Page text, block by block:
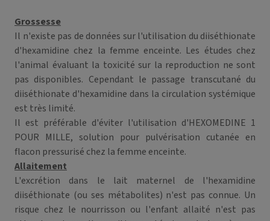
Grossesse
Il n'existe pas de données sur l'utilisation du diiséthionate
d'hexamidine chez la femme enceinte. Les études chez
l'animal évaluant la toxicité sur la reproduction ne sont
pas disponibles. Cependant le passage transcutané du
diiséthionate d'hexamidine dans la circulation systémique
est très limité.
Il est préférable d'éviter l'utilisation d'HEXOMEDINE 1
POUR MILLE, solution pour pulvérisation cutanée en
flacon pressurisé chez la femme enceinte.
Allaitement
L'excrétion dans le lait maternel de l'hexamidine
diiséthionate (ou ses métabolites) n'est pas connue. Un
risque chez le nourrisson ou l'enfant allaité n'est pas